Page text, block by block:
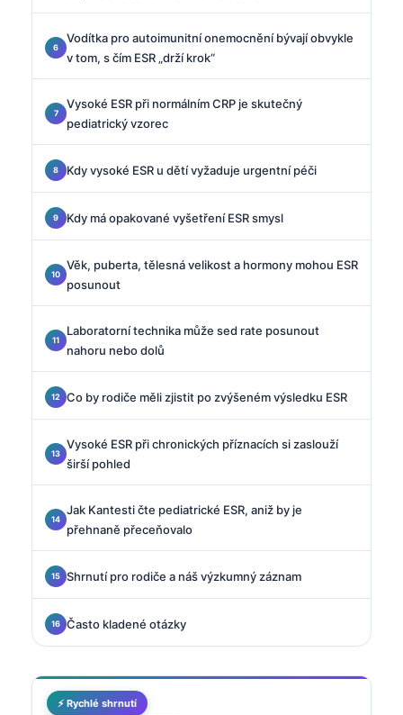
Vodítka pro autoimunitní onemocnění bývají obvykle
v tom, s čím ESR „drží krok“
Vysoké ESR při normálním CRP je skutečný
pediatrický vzorec
Kdy vysoké ESR u dětí vyžaduje urgentní péči
Kdy má opakované vyšetření ESR smysl
Věk, puberta, tělesná velikost a hormony mohou ESR
posunout
Laboratorní technika může sed rate posunout
nahoru nebo dolů
Co by rodiče měli zjistit po zvýšeném výsledku ESR
Vysoké ESR při chronických příznacích si zaslouží
širší pohled
Jak Kantesti čte pediatrické ESR, aniž by je
přehnaně přeceňovalo
Shrnutí pro rodiče a náš výzkumný záznam
Často kladené otázky
⚡ Rychlé shrnutí